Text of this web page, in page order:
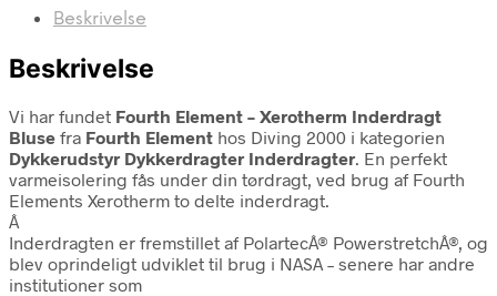
Beskrivelse
Beskrivelse
Vi har fundet Fourth Element – Xerotherm Inderdragt
Bluse fra Fourth Element hos Diving 2000 i kategorien
Dykkerudstyr Dykkerdragter Inderdragter. En perfekt
varmeisolering fås under din tørdragt, ved brug af Fourth
Elements Xerotherm to delte inderdragt.
Â
Inderdragten er fremstillet af PolartecÂ® PowerstretchÂ®, og
blev oprindeligt udviklet til brug i NASA – senere har andre
institutioner som